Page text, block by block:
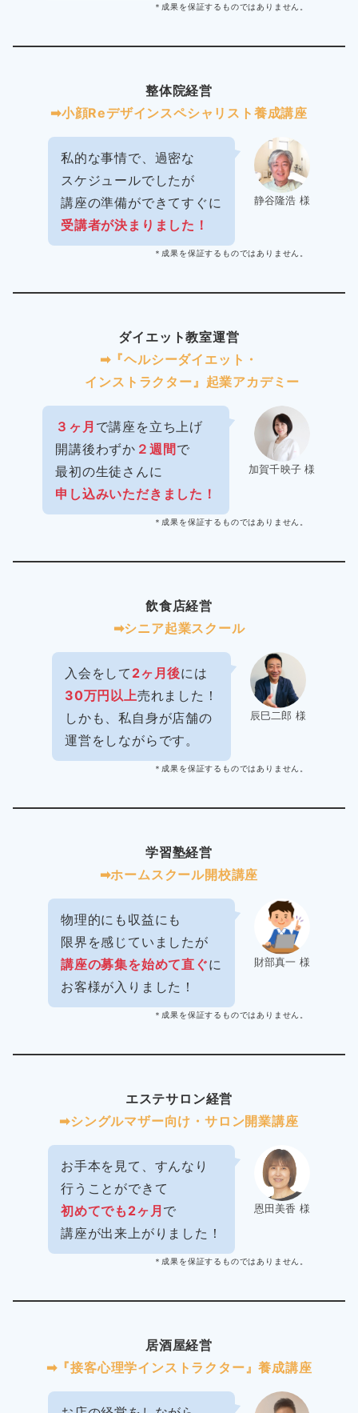
＊成果を保証するものではありません。
整体院経営
➡︎小顔Reデザインスペシャリスト養成講座
静谷隆浩 様
私的な事情で、過密な
スケジュールでしたが
講座の準備ができてすぐに
受講者が決まりました！
＊成果を保証するものではありません。
ダイエット教室運営
➡︎『ヘルシーダイエット・
インストラクター』起業アカデミー
加賀千映子 様
３ヶ月 で講座を立ち上げ
開講後わずか ２週間で
最初の生徒さんに
申し込みいただきました！
＊成果を保証するものではありません。
飲食店経営
➡︎シニア起業スクール
辰巳二郎 様
入会をして 2ヶ月後には
30万円以上売れました！
しかも、私自身が店舗の
運営をしながらです。
＊成果を保証するものではありません。
学習塾経営
➡︎ホームスクール開校講座
財部真一 様
物理的にも収益にも
限界を感じていましたが
講座の募集を始めて直ぐに
お客様が入りました！
＊成果を保証するものではありません。
エステサロン経営
➡︎シングルマザー向け・サロン開業講座
恩田美香 様
お手本を見て、すんなり
行うことができて
初めてでも2ヶ月 で
講座が出来上がりました！
＊成果を保証するものではありません。
居酒屋経営
➡︎『接客心理学インストラクター』養成講座